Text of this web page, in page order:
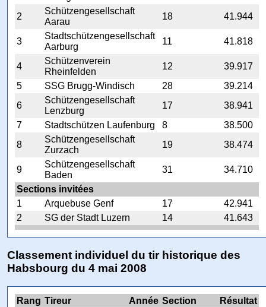
2
Schützengesellschaft
Aarau
18 41.944
3
Stadtschützengesellschaft
Aarburg
11 41.818
4
Schützenverein
Rheinfelden
12
39.917
5
SSG Brugg-Windisch 28
39.214
6
Schützengesellschaft
Lenzburg
17
38.941
7
Stadtschützen Laufenburg 8
38.500
8
Schützengesellschaft
Zurzach
19 38.474
9
Schützengesellschaft
Baden
31
34.710
Sections invitées
1
Arquebuse Genf 17
42.941
2
SG der Stadt Luzern 14 41.643
Classement individuel du tir historique des
Habsbourg du 4 mai 2008
Rang Tireur Année Section
Résultat